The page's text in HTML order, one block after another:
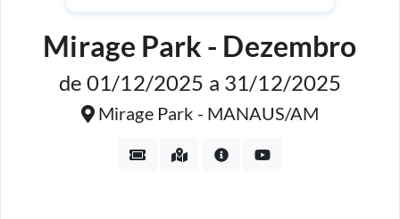
Mirage Park - Dezembro
de 01/12/2025 a 31/12/2025
Mirage Park - MANAUS/AM